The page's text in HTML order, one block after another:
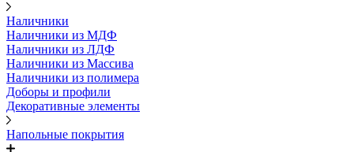
Наличники
Наличники из МДФ
Наличники из ЛДФ
Наличники из Массива
Наличники из полимера
Доборы и профили
Декоративные элементы
Напольные покрытия